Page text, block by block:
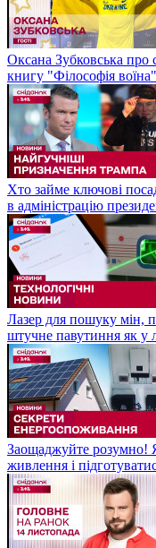
Оксана Зубковська про
книгу "Філософія воїна"
Хто займе ключові
в адміністрацію
Лазер для пошуку мін,
штучне павутиння як у
Заощаджуйте розумно!
живлення і